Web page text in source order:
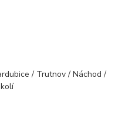
/ Trutnov / Náchod /